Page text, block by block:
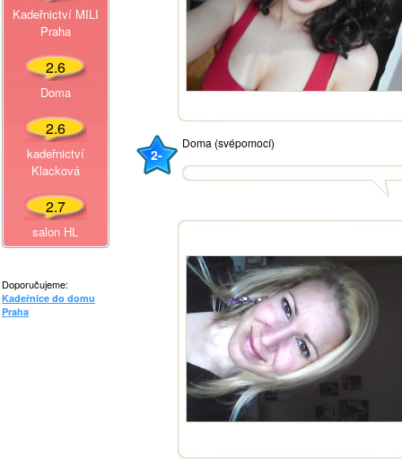
Kadeřnictví MILI
Praha
2.6
Doma
2.6
kadeřnictví
Klacková
2.7
salon HL
Doporučujeme:
Kadeřnice do domu
Praha
2-
Doma (svépomocí)